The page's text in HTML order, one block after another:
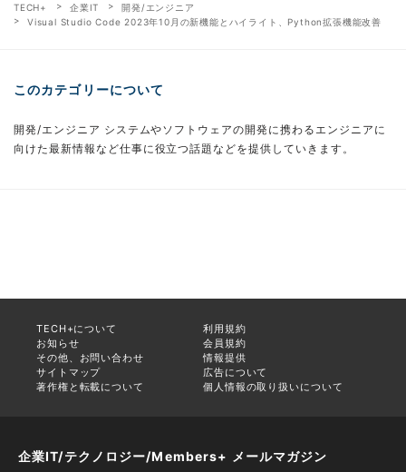
TECH+ 企業IT
開発/エンジニア
Visual Studio Code 2023年10月の新機能とハイライト、Python拡張機能改善
このカテゴリーについて
開発/エンジニア システムやソフトウェアの開発に携わるエンジニアに
向けた最新情報など仕事に役立つ話題などを提供していきます。
TECH+について
利用規約
お知らせ
会員規約
その他、お問い合わせ
情報提供
サイトマップ
広告について
著作権と転載について
個人情報の取り扱いについて
企業IT/テクノロジー/Members+ メールマガジン